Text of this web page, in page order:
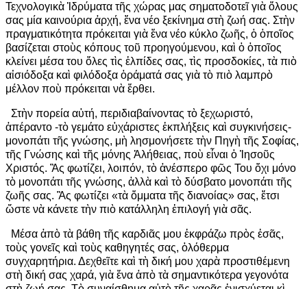
Τεχνολογικὰ Ἱδρύματα τῆς χώρας μας σηματοδοτεῖ γιὰ ὅλους
σας μία καινούρια ἀρχή, ἕνα νέο ξεκίνημα στὴ ζωή σας. Στὴν
πραγματικότητα πρόκειται γιὰ ἕνα νέο κύκλο ζωῆς, ὁ ὁποῖος
βασίζεται στοὺς κόπους τοῦ προηγούμενου, καὶ ὁ ὁποῖος
κλείνει μέσα του ὅλες τὶς ἐλπίδες σας, τὶς προσδοκίες, τὰ πιὸ
αἰσιόδοξα καὶ φιλόδοξα ὁράματά σας γιὰ τὸ πιὸ λαμπρὸ
μέλλον ποὺ πρόκειται νὰ ἔρθει.
Στὴν πορεία αὐτή, περιδιαβαίνοντας τὸ ξεχωριστό,
ἀπέραντο -τὸ γεμάτο εὐχάριστες ἐκπλήξεις καὶ συγκινήσεις-
μονοπάτι τῆς γνώσης, μὴ λησμονήσετε τὴν Πηγὴ τῆς Σοφίας,
τῆς Γνώσης καὶ τῆς μόνης Ἀλήθειας, ποὺ εἶναι ὁ Ἰησοῦς
Χριστός. Ἂς φωτίζει, λοιπόν, τὸ ἀνέσπερο φῶς Του ὄχι μόνο
τὸ μονοπάτι τῆς γνώσης, ἀλλὰ καὶ τὸ δύσβατο μονοπάτι τῆς
ζωῆς σας. Ἂς φωτίζει «τὰ ὅμματα τῆς διανοίας» σας, ἔτσι
ὥστε νὰ κάνετε τὴν πιὸ κατάλληλη ἐπιλογή γιὰ σᾶς.
Μέσα ἀπὸ τὰ βάθη τῆς καρδιᾶς μου ἐκφράζω πρὸς ἐσᾶς,
τοὺς γονεῖς καὶ τοὺς καθηγητές σας, ὁλόθερμα
συγχαρητήρια. Δεχθεῖτε καὶ τὴ δική μου χαρὰ προστιθέμενη
στὴ δική σας χαρά, γιὰ ἕνα ἀπὸ τὰ σημαντικότερα γεγονότα